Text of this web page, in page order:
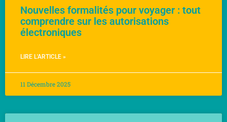
Nouvelles formalités pour voyager : tout
comprendre sur les autorisations
électroniques
LIRE L'ARTICLE »
11 Décembre 2025